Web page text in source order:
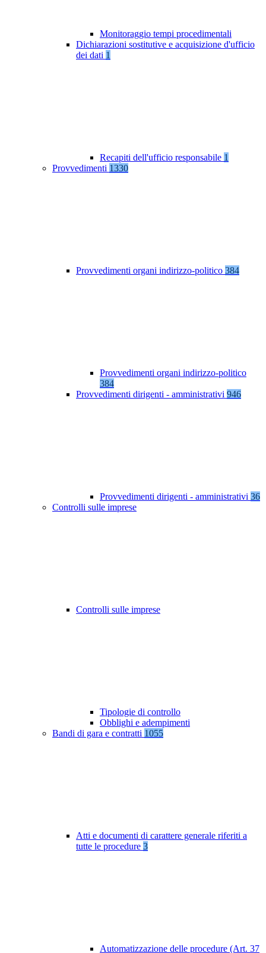
Monitoraggio tempi procedimentali
Dichiarazioni sostitutive e acquisizione d'ufficio
dei dati 1
Recapiti dell'ufficio responsabile 1
Provvedimenti 1330
Provvedimenti organi indirizzo-politico 384
Provvedimenti organi indirizzo-politico
384
Provvedimenti dirigenti - amministrativi 946
Provvedimenti dirigenti - amministrativi 36
Controlli sulle imprese
Controlli sulle imprese
Tipologie di controllo
Obblighi e adempimenti
Bandi di gara e contratti 1055
Atti e documenti di carattere generale riferiti a
tutte le procedure 3
Automatizzazione delle procedure (Art. 37